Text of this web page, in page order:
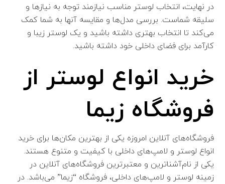
در نهایت، انتخاب لوستر مناسب نیازمند توجه به نیازها و
سلیقه شماست. بررسی مدل‌ها و مقایسه آنها به شما کمک
می‌کند تا انتخاب بهتری داشته باشید و یک لوستر زیبا و
کارآمد برای فضای داخلی خود داشته باشید.
خرید انواع لوستر از
فروشگاه زیما
فروشگاه‌های آنلاین امروزه یکی از بهترین مکان‌ها برای خرید
انواع لوستر و لامپ‌های داخلی با کیفیت و متنوع هستند.
یکی از نام‌آشنا‌ترین و معتبرترین فروشگاه‌های آنلاین در
زمینه لوستر و لامپ‌های داخلی، فروشگاه “زیما” می‌باشد. در